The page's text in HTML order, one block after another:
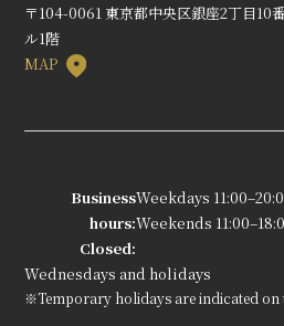
〒104-0061 東京都中央区銀座2丁目10
ル1階
MAP
Business
hours:
Weekdays
Weekends
Closed:
Wednesdays and holidays
※Temporary holidays are indicated on